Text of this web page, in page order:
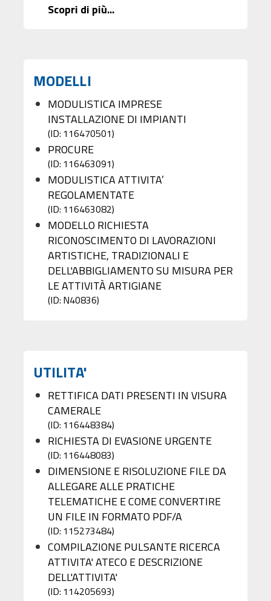
Scopri di più...
MODELLI
MODULISTICA IMPRESE
INSTALLAZIONE DI IMPIANTI
(ID: 116470501)
PROCURE
(ID: 116463091)
MODULISTICA ATTIVITA’
REGOLAMENTATE
(ID: 116463082)
MODELLO RICHIESTA
RICONOSCIMENTO DI LAVORAZIONI
ARTISTICHE, TRADIZIONALI E
DELL'ABBIGLIAMENTO SU MISURA PER
LE ATTIVITÀ ARTIGIANE
(ID: N40836)
UTILITA'
RETTIFICA DATI PRESENTI IN VISURA
CAMERALE
(ID: 116448384)
RICHIESTA DI EVASIONE URGENTE
(ID: 116448083)
DIMENSIONE E RISOLUZIONE FILE DA
ALLEGARE ALLE PRATICHE
TELEMATICHE E COME CONVERTIRE
UN FILE IN FORMATO PDF/A
(ID: 115273484)
COMPILAZIONE PULSANTE RICERCA
ATTIVITA' ATECO E DESCRIZIONE
DELL'ATTIVITA'
(ID: 114205693)